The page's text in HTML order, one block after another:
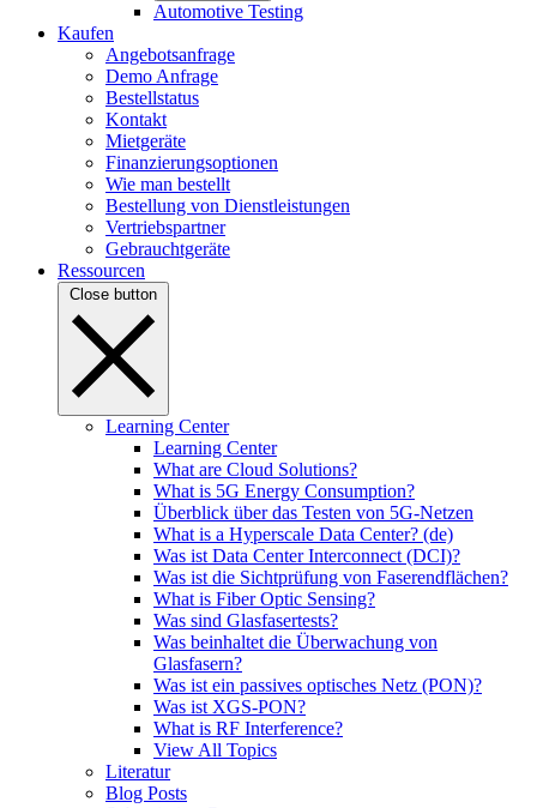
Automotive Testing
Kaufen
Angebotsanfrage
Demo Anfrage
Bestellstatus
Kontakt
Mietgeräte
Finanzierungsoptionen
Wie man bestellt
Bestellung von Dienstleistungen
Vertriebspartner
Gebrauchtgeräte
Ressourcen
Close button
Learning Center
Learning Center
What are Cloud Solutions?
What is 5G Energy Consumption?
Überblick über das Testen von 5G-Netzen
What is a Hyperscale Data Center? (de)
Was ist Data Center Interconnect (DCI)?
Was ist die Sichtprüfung von Faserendflächen?
What is Fiber Optic Sensing?
Was sind Glasfasertests?
Was beinhaltet die Überwachung von
Glasfasern?
Was ist ein passives optisches Netz (PON)?
Was ist XGS-PON?
What is RF Interference?
View All Topics
Literatur
Blog Posts